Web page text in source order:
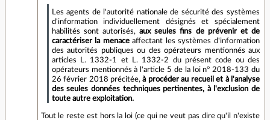
Les agents de l'autorité nationale de sécurité des systèmes
d'information individuellement désignés et spécialement
habilités sont autorisés,aux seules fins de prévenir et de
caractériser la menaceaffectant les systèmes d'information
des autorités publiques ou des opérateurs mentionnés aux
articles L. 1332-1 et L. 1332-2 du présent code ou des
opérateurs mentionnés à l'article 5 de la loi n° 2018-133 du
26 février 2018 précitée,à procéder au recueil et à l'analyse
des seules données techniques pertinentes, à l'exclusion de
toute autre exploitation.
Tout le reste est hors la loi (ce qui ne veut pas dire qu'il n'existe